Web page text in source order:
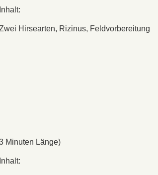
Inhalt:
Hirsearten, Rizinus, Feldvorbereitung
Minuten Länge)
Inhalt: